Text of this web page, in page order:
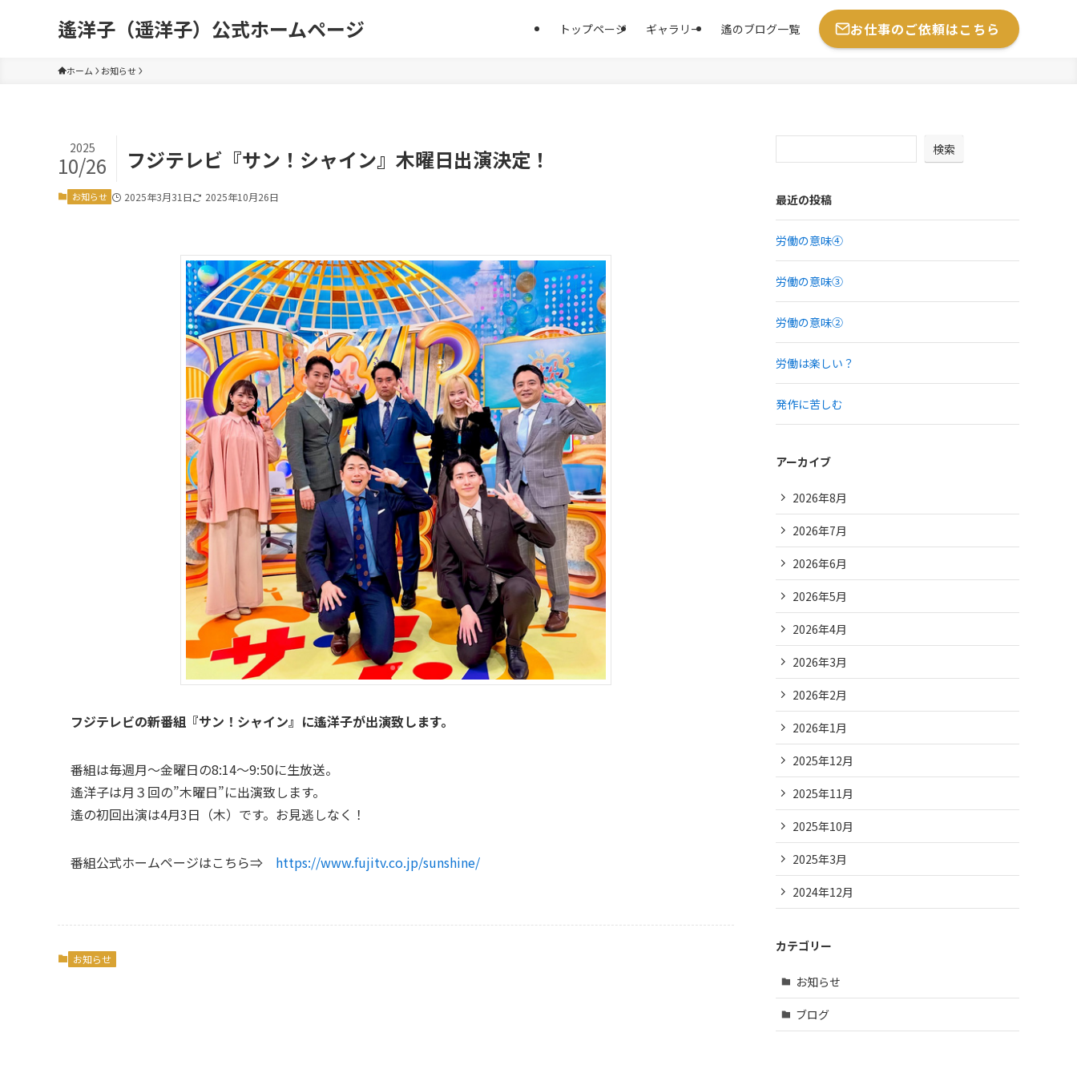
遙洋子（遥洋子）公式ホームページ トップページ ギャラリー 遙のブログ一覧 お仕事のご依頼はこちら
ホーム お知らせ
フジテレビ『サン！シャイン』木曜日出演決定！
2025
10/26
お知らせ 2025年3月31日 2025年10月26日
フジテレビの新番組『サン！シャイン』に遙洋子が出演致します。
番組は毎週月～金曜日の8:14～9:50に生放送。
遙洋子は月３回の”木曜日”に出演致します。
遙の初回出演は4月3日（木）です。お見逃しなく！
番組公式ホームページはこちら⇒ https://www.fujitv.co.jp/sunshine/
お知らせ
検索
最近の投稿
労働の意味④
労働の意味③
労働の意味②
労働は楽しい？
発作に苦しむ
アーカイブ
2026年8月
2026年7月
2026年6月
2026年5月
2026年4月
2026年3月
2026年2月
2026年1月
2025年12月
2025年11月
2025年10月
2025年3月
2024年12月
カテゴリー
お知らせ
ブログ